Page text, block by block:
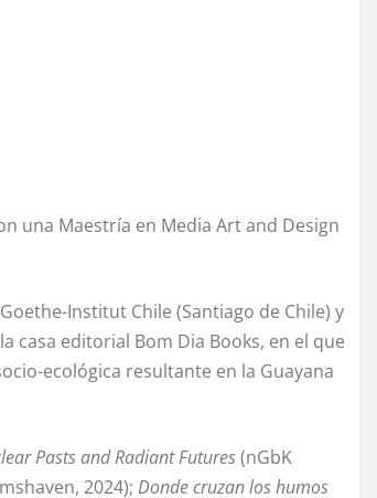
una Maestría en Media Art and Design
Institut Chile (Santiago de Chile) y
casa editorial Bom Dia Books, en el que
ecológica resultante en la Guayana
Pasts and Radiant Futures(nGbK
2024); Donde cruzan los humos